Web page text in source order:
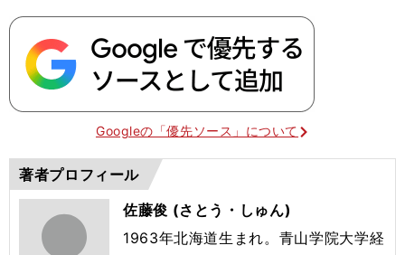
Googleの「優先ソース」について
著者プロフィール
佐藤俊 (さとう・しゅん)
1963年北海道生まれ。青山学院大学経